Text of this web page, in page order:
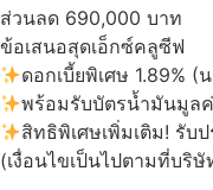
ส่วนลด 690,000 บาท
ข้อเสนอสุดเอ็กซ์คลูซีฟ
ดอกเบี้ยพิเศษ 1.89% (
พร้อมรับบัตรน้ำมันมูล
สิทธิพิเศษเพิ่มเติม! รับ
(เงื่อนไขเป็นไปตามที่บริ